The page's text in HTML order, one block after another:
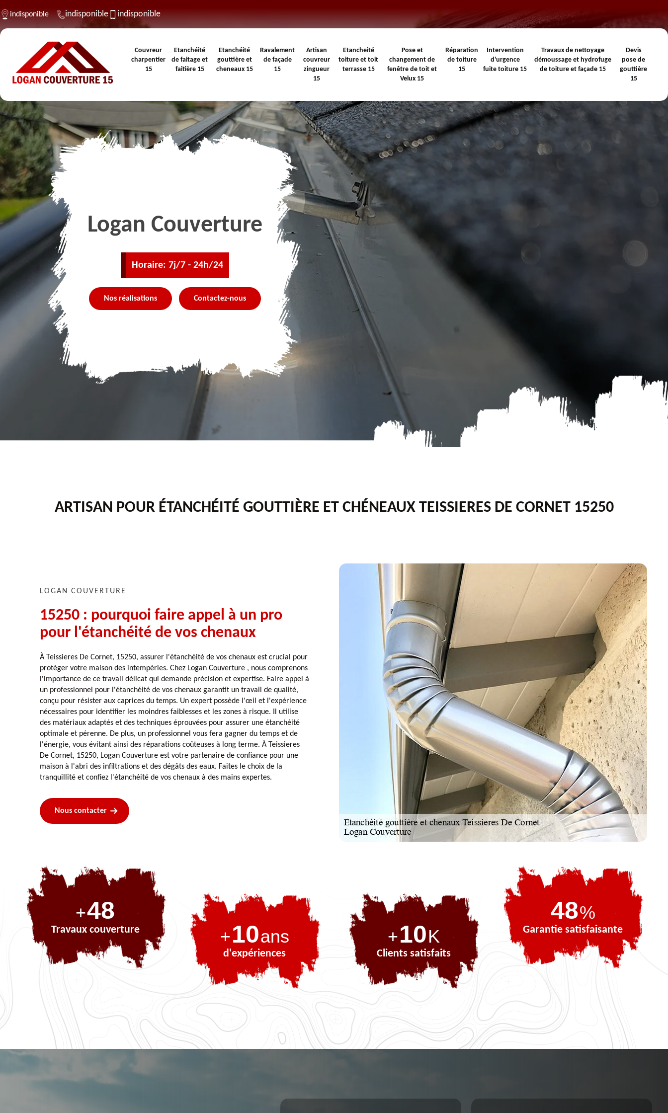
indisponible indisponible indisponible
Couvreur
charpentier
15
Etanchéité
de faitage et
faitière 15
Etanchéité
gouttière et
cheneaux 15
Ravalement
de façade
15
Artisan
couvreur
zingueur
15
Etancheité
toiture et toit
terrasse 15
Pose et
changement de
fenêtre de toit et
Velux 15
Réparation
de toiture
15
Intervention
d'urgence
fuite toiture 15
Travaux de nettoyage
démoussage et hydrofuge
de toiture et façade 15
Devis
pose de
gouttière
15
Logan Couverture
Horaire: 7j/7 - 24h/24
Nos réalisations Contactez-nous
ARTISAN POUR ÉTANCHÉITÉ GOUTTIÈRE ET CHÉNEAUX TEISSIERES DE CORNET 15250
LOGAN COUVERTURE
15250 : pourquoi faire appel à un pro
pour l'étanchéité de vos chenaux
À Teissieres De Cornet, 15250, assurer l'étanchéité de vos chenaux est crucial pour
protéger votre maison des intempéries. Chez Logan Couverture , nous comprenons
l'importance de ce travail délicat qui demande précision et expertise. Faire appel à
un professionnel pour l'étanchéité de vos chenaux garantit un travail de qualité,
conçu pour résister aux caprices du temps. Un expert possède l'œil et l'expérience
nécessaires pour identifier les moindres faiblesses et les zones à risque. Il utilise
des matériaux adaptés et des techniques éprouvées pour assurer une étanchéité
optimale et pérenne. De plus, un professionnel vous fera gagner du temps et de
l'énergie, vous évitant ainsi des réparations coûteuses à long terme. À Teissieres
De Cornet, 15250, Logan Couverture est votre partenaire de confiance pour une
maison à l'abri des infiltrations et des dégâts des eaux. Faites le choix de la
tranquillité et confiez l'étanchéité de vos chenaux à des mains expertes.
Nous contacter
+69
Travaux couverture +10ans
d'expériences
+10K
Clients satisfaits
69%
Garantie satisfaisante